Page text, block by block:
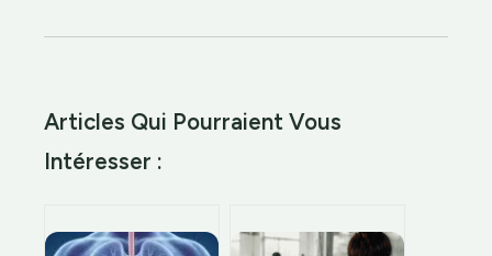
Articles Qui Pourraient Vous
Intéresser :